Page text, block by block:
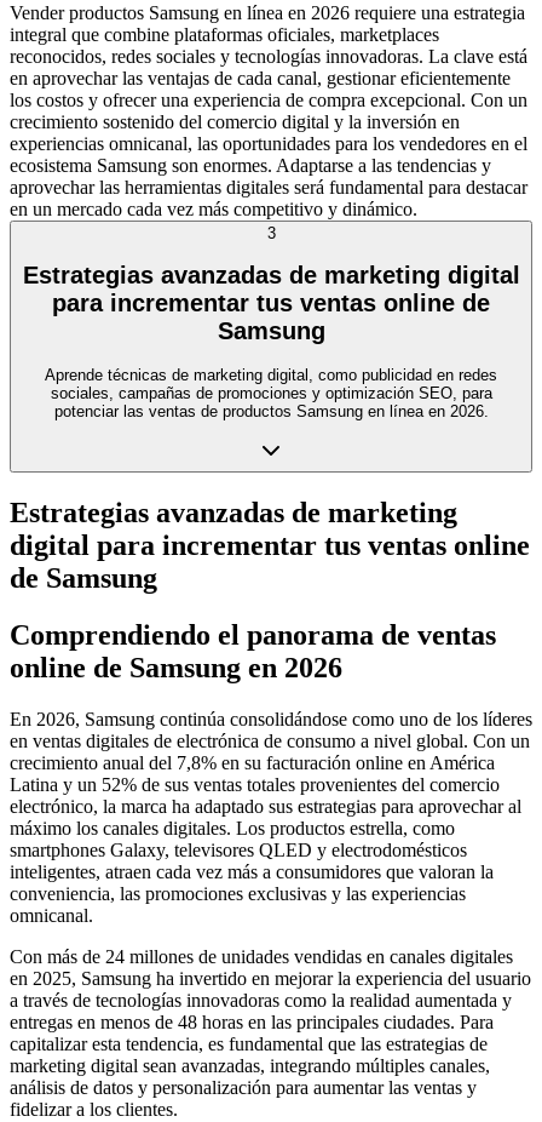
Vender productos Samsung en línea en 2026 requiere una estrategia
integral que combine plataformas oficiales, marketplaces
reconocidos, redes sociales y tecnologías innovadoras. La clave está
en aprovechar las ventajas de cada canal, gestionar eficientemente
los costos y ofrecer una experiencia de compra excepcional. Con un
crecimiento sostenido del comercio digital y la inversión en
experiencias omnicanal, las oportunidades para los vendedores en el
ecosistema Samsung son enormes. Adaptarse a las tendencias y
aprovechar las herramientas digitales será fundamental para destacar
en un mercado cada vez más competitivo y dinámico.
3
Estrategias avanzadas de marketing digital
para incrementar tus ventas online de
Samsung
Aprende técnicas de marketing digital, como publicidad en redes
sociales, campañas de promociones y optimización SEO, para
potenciar las ventas de productos Samsung en línea en 2026.
Estrategias avanzadas de marketing
digital para incrementar tus ventas online
de Samsung
Comprendiendo el panorama de ventas
online de Samsung en 2026
En 2026, Samsung continúa consolidándose como uno de los líderes
en ventas digitales de electrónica de consumo a nivel global. Con un
crecimiento anual del 7,8% en su facturación online en América
Latina y un 52% de sus ventas totales provenientes del comercio
electrónico, la marca ha adaptado sus estrategias para aprovechar al
máximo los canales digitales. Los productos estrella, como
smartphones Galaxy, televisores QLED y electrodomésticos
inteligentes, atraen cada vez más a consumidores que valoran la
conveniencia, las promociones exclusivas y las experiencias
omnicanal.
Con más de 24 millones de unidades vendidas en canales digitales
en 2025, Samsung ha invertido en mejorar la experiencia del usuario
a través de tecnologías innovadoras como la realidad aumentada y
entregas en menos de 48 horas en las principales ciudades. Para
capitalizar esta tendencia, es fundamental que las estrategias de
marketing digital sean avanzadas, integrando múltiples canales,
análisis de datos y personalización para aumentar las ventas y
fidelizar a los clientes.